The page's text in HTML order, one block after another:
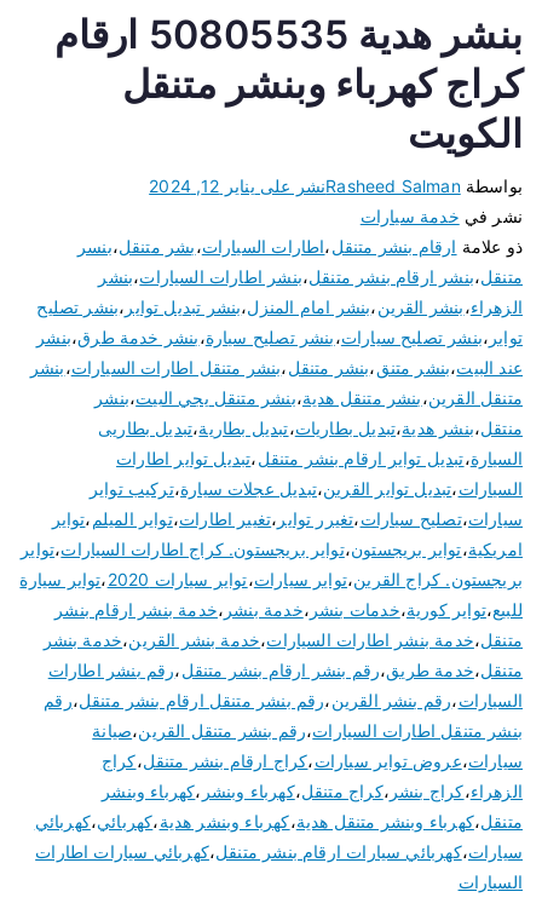
بنشر هدية 50805535 ارقام
كراج كهرباء وبنشر متنقل
الكويت
بواسطةRasheed Salmanنشر على يناير 12, 2024
نشر في خدمة سيارات
ذو علامة ارقام بنشر متنقل،اطارات السيارات،بشر متنقل،بنسر
متنقل،بنشر ارقام بنشر متنقل،بنشر اطارات السيارات،بنشر
الزهراء،بنشر القرين،بنشر امام المنزل،بنشر تبديل تواير ،بنشر تصليح
تواير ،بنشر تصليح سيارات،بنشر تصليح سيارة،بنشر خدمة طرق،بنشر
عند البيت،بنشر متنق،بنشر متنقل،بنشر متنقل اطارات السيارات،بنشر
متنقل القرين،بنشر متنقل هدية،بنشر متنقل يجي البيت،بنشر
منتقل،بنشر هدية،تبديل بطاريات،تبديل بطارية،تبديل بطاريى
السيارة،تبديل تواير ارقام بنشر متنقل،تبديل تواير اطارات
السيارات،تبديل تواير القرين،تبديل عجلات سيارة،تركيب تواير
سيارات،تصليح سيارات،تغيرر تواير ،تغيير اطارات،تواير الميلم ،تواير
امريكية،تواير بريجستون،تواير بريجستون. كراج اطارات السيارات،تواير
بريجستون. كراج القرين،تواير سيارات،تواير سيارات 2020 ،تواير سيارة
للبيع،تواير كورية،خدمات بنشر ،خدمة بنشر ،خدمة بنشر ارقام بنشر
متنقل،خدمة بنشر اطارات السيارات،خدمة بنشر القرين،خدمة بنشر
متنقل،خدمة طريق،رقم بنشر ارقام بنشر متنقل،رقم بنشر اطارات
السيارات،رقم بنشر القرين،رقم بنشر متنقل ارقام بنشر متنقل،رقم
بنشر متنقل اطارات السيارات،رقم بنشر متنقل القرين،صيانة
سيارات،عروض تواير سيارات،كراج ارقام بنشر متنقل،كراج
الزهراء،كراج بنشر ،كراج متنقل،كهرباء وبنشر ،كهرباء وبنشر
متنقل،كهرباء وبنشر متنقل هدية،كهرباء وبنشر هدية،كهربائي،كهربائي
سيارات،كهربائي سيارات ارقام بنشر متنقل،كهربائي سيارات اطارات
السيارات